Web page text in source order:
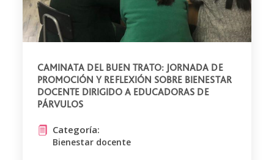
CAMINATA DEL BUEN TRATO: JORNADA DE
PROMOCIÓN Y REFLEXIÓN SOBRE BIENESTAR
DOCENTE DIRIGIDO A EDUCADORAS DE
PÁRVULOS
Categoría:
Bienestar docente